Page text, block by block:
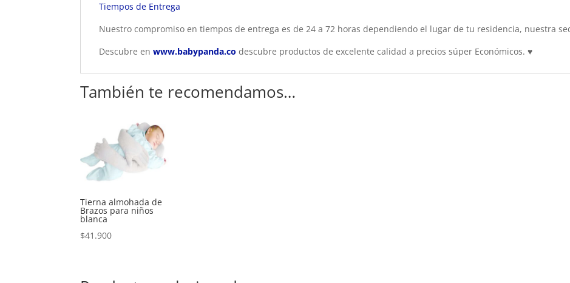
Tiempos de Entrega
Nuestro compromiso en tiempos de entrega es de 24 a 72 horas dependiendo el lugar de tu residencia, nuestra
Descubre en www.babypanda.co descubre productos de excelente calidad a precios súper Económicos. ♥
También te recomendamos…
Tierna almohada de
Brazos para niños
blanca
$41.900